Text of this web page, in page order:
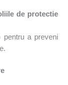
de protectie
pentru a preveni